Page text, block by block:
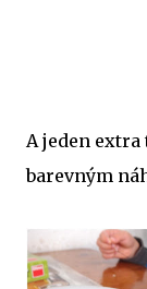
A jeden
barevným